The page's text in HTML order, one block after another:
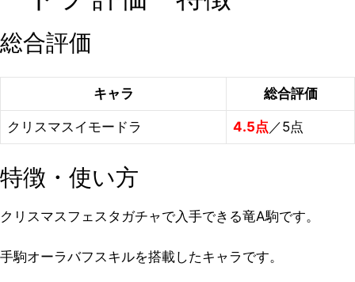
総合評価
キャラ 総合評価
クリスマスイモードラ 4.5点 ／5点
特徴・使い方
クリスマスフェスタガチャで入手できる竜A駒です。
手駒オーラバフスキルを搭載したキャラです。